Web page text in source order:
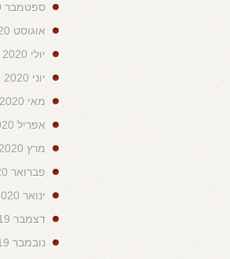
ספטמבר 2020
אוגוסט 2020
יולי 2020
יוני 2020
מאי 2020
אפריל 2020
מרץ 2020
פברואר 2020
ינואר 2020
דצמבר 2019
נובמבר 2019